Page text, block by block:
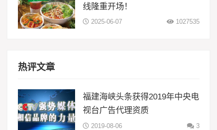
线隆重开场！
2025-06-07 1027535
热评文章
福建海峡头条获得2019年中央电
视台广告代理资质
2019-08-06 3